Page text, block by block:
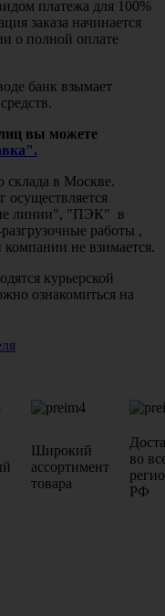
платежа для 100%
заказа начинается
о полной оплате
банк взымает
вы можете
склада в Москве.
осуществляется
линии", "ПЭК" в
работы ,
компании не взимается.
курьерской
ознакомиться на
Широкий
ассортимент
товара
во
РФ